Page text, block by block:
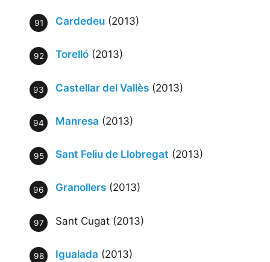
Cardedeu (2013)
Torelló (2013)
Castellar del Vallès (2013)
Manresa (2013)
Sant Feliu de Llobregat (2013)
Granollers (2013)
Sant Cugat (2013)
Igualada (2013)